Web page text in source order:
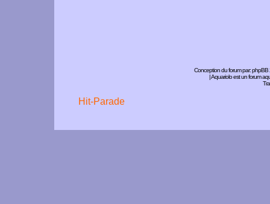
Conception du forum par:phpBB
| Aquariolo est un forum